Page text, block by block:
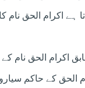
نمر 3 مانا جاتا ہے
الحق کے حاکم